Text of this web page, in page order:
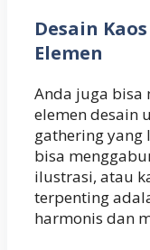
Desain
Elemen
Anda juga bisa
elemen desain
gathering yang
bisa
ilustrasi, atau
terpenting
harmonis dan